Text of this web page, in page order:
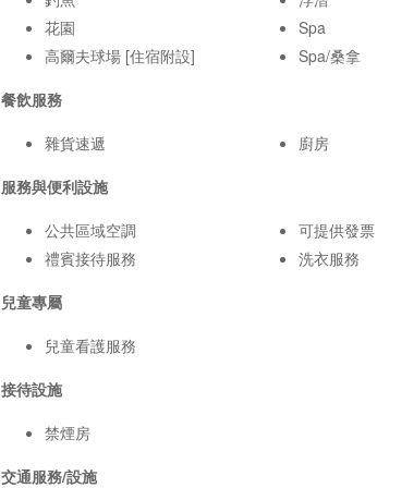
花園
高爾夫球場 [住宿附設]
Spa
Spa/桑拿
餐飲服務
雜貨速遞
廚房
服務與便利設施
公共區域空調
禮賓接待服務
可提供發票
洗衣服務
兒童專屬
兒童看護服務
接待設施
禁煙房
交通服務/設施